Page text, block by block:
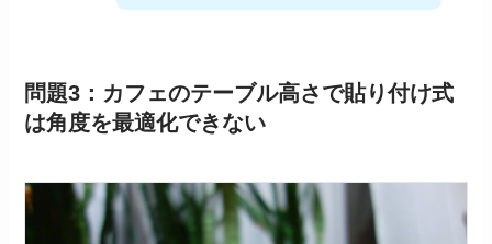
問題3：カフェのテーブル高さで貼り付け式
は角度を最適化できない